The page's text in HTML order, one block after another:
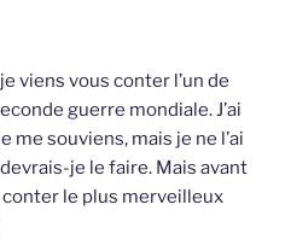
viens vous conter l’un de
guerre mondiale. J’ai
souviens, mais je ne l’ai
je le faire. Mais avant
le plus merveilleux